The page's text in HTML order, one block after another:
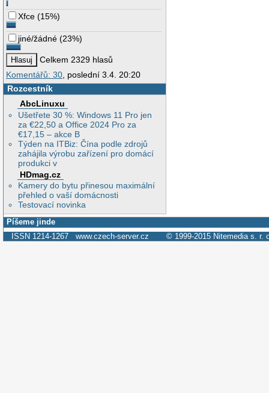
Xfce (15%)
jiné/žádné (23%)
Celkem 2329 hlasů
Komentářů: 30, poslední 3.4. 20:20
Rozcestník
AbcLinuxu
Ušetřete 30 %: Windows 11 Pro jen
za €22,50 a Office 2024 Pro za
€17,15 – akce B
Týden na ITBiz: Čína podle zdrojů
zahájila výrobu zařízení pro domácí
produkci v
HDmag.cz
Kamery do bytu přinesou maximální
přehled o vaší domácnosti
Testovací novinka
Píšeme jinde
ISSN 1214-1267 www.czech-server.cz © 1999-2015 Nitemedia s. r.